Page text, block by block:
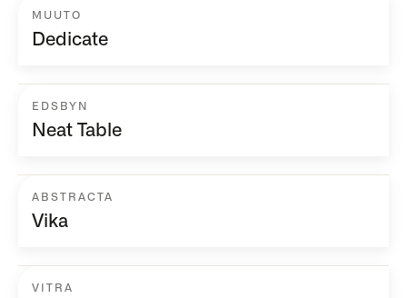
MUUTO
Dedicate
EDSBYN
Neat Table
ABSTRACTA
Vika
VITRA